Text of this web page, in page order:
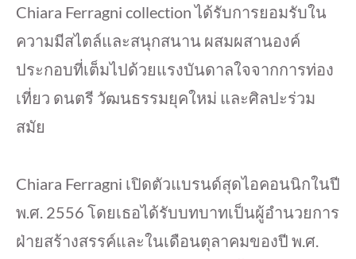
Chiara Ferragni collection ได้รับการยอมรับใน
ความมีสไตล์และสนุกสนาน ผสมผสานองค์
ประกอบที่เต็มไปด้วยแรงบันดาลใจจากการท่อง
เที่ยว ดนตรี วัฒนธรรมยุคใหม่ และศิลปะร่วม
สมัย
Chiara Ferragni เปิดตัวแบรนด์สุดไอคอนนิกในปี
พ.ศ. 2556 โดยเธอได้รับบทบาทเป็นผู้อำนวยการ
ฝ่ายสร้างสรรค์และในเดือนตุลาคมของปี พ.ศ.